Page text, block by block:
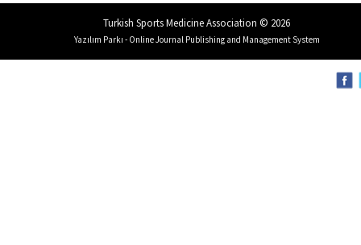
Turkish Sports Medicine Association © 2026
Yazılım Parkı - Online Journal Publishing and Management System